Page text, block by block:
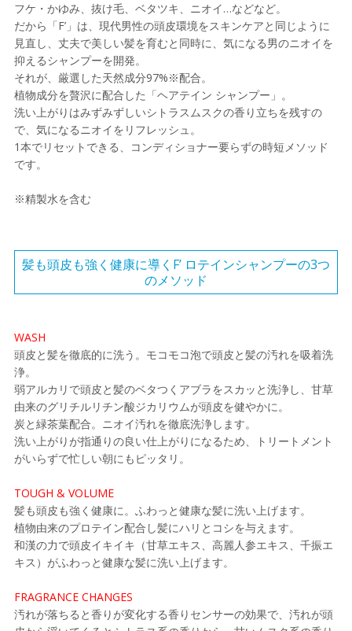
フケ・かゆみ、抜け毛、ベタツキ、ニオイ…などなど。
だから「F’」は、現代男性の頭皮環境をスキンケアと同じように
見直し、丈夫で美しい髪を育むと同時に、気になる男のニオイを
抑えるシャンプーを開発。
それが、厳選した天然成分97%※配合。
植物成分を贅沢に配合した「ヘアテイン シャンプー」。
洗い上がりはみずみずしいシトラスムスクの香り立ちを残すの
で、気になるニオイをリフレッシュ。
1本でリセットできる、コンディショナー要らずの時短メソッド
です。
※精製水を含む
髪も頭皮も強く健康に導くF’ ロテインシャンプーの3つ
のメソッド
WASH
頭皮と髪を徹底的に洗う。モコモコ泡で頭皮と髪の汚れを吸着洗
浄。
弱アルカリで頭皮と髪のベタつくアブラをスカッと洗浄し、甘草
由来のグリチルリチン酸ジカリウムが頭皮を健やかに。
炭と緑茶葉配合。ニオイ汚れを徹底洗浄します。
洗い上がりが指通りの良い仕上がりになるため、トリートメント
がいらずで忙しい朝にもピッタリ。
TOUGH & VOLUME
髪も頭皮も強く健康に。ふわっと健康な髪に洗い上げます。
植物由来のプロテイン配合し髪にハリとコシを与えます。
和漢の力で頭皮イキイキ（甘草エキス、高麗人参エキス、千振エ
キス）がふわっと健康な髪に洗い上げます。
FRAGRANCE CHANGES
汚れが落ちると香りが変化する香りセンサーの効果で、汚れが頭